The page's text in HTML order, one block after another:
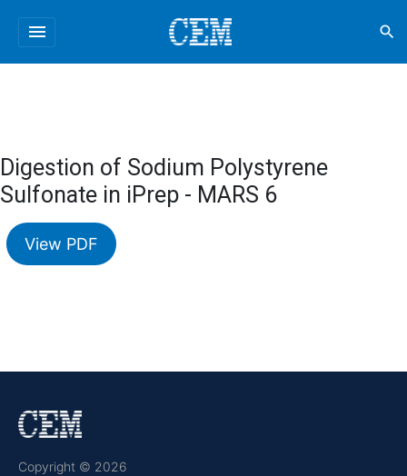
menu search
Digestion of Sodium Polystyrene
Sulfonate in iPrep - MARS 6
View PDF
Copyright © 2026